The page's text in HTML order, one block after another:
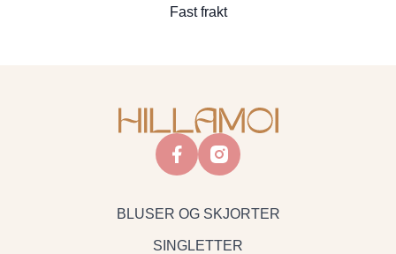
Fast frakt
facebookinstagram
BLUSER OG SKJORTER
SINGLETTER